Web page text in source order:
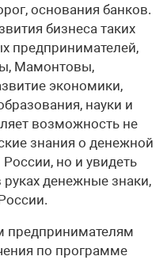
основания банков.
бизнеса таких
предпринимателей,
Мамонтовы,
экономики,
науки и
возможность не
знания о денежной
но и увидеть
денежные знаки,
предпринимателям
по программе